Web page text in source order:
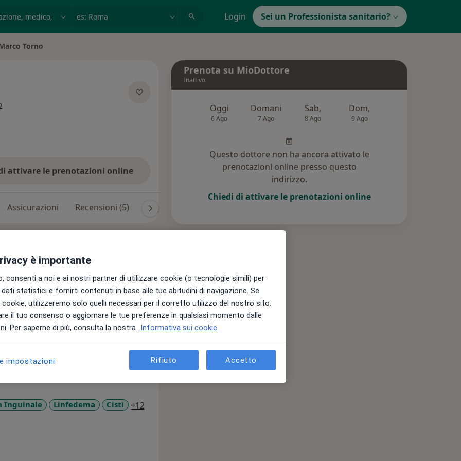
Login Sei un Professionista sanitario?
cittàTorno
attivare le prenotazioni online
Assicurazioni Recensioni (5) Risposte ai pazienti (5)
laureato in medicina e Chirurgia
l'abilitazione all'esercizio della
Universitaria in diversi
con una borsa di studio) mi sono
incarico l'ho ottenuto presso
B , vincendo successivamente il
generale e toracica (in
parete addominale, chirurgia
e dei tessuti molli, broncoscopia
tracheobronchiali, chirurgia del
in Microchirurgia e Chirurgia
un Master di secondo livello presso
e tecniche di riparazione tessutale".
di chirurgia toracica ed in
(videotoracoscopia e
Inguinale Linfedema Cisti +12
Prenota su MioDottore
Inattivo
Oggi
6 Ago
Domani
7 Ago
Sab,
8 Ago
Dom,
9 Ago
Questo dottore non ha ancora attivato le
prenotazioni online presso questo
indirizzo.
Chiedi di attivare le prenotazioni online
è importante
consenti a noi e ai nostri partner di utilizzare cookie (o tecnologie simili) per
statistici e fornirti contenuti in base alle tue abitudini di navigazione. Se
utilizzeremo solo quelli necessari per il corretto utilizzo del nostro sito.
il tuo consenso o aggiornare le tue preferenze in qualsiasi momento dalle
Per saperne di più, consulta la nostra Informativa sui cookie
impostazioni Rifiuto Accetto